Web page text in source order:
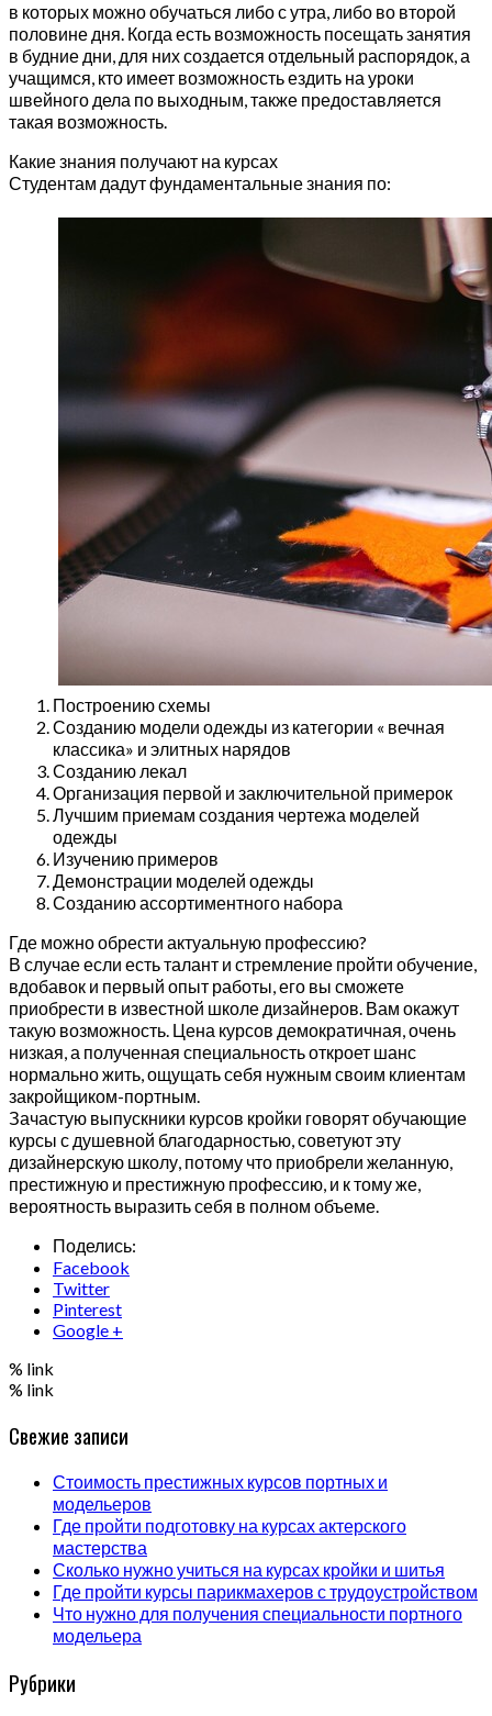
в которых можно обучаться либо с утра, либо во второй
половине дня. Когда есть возможность посещать занятия
в будние дни, для них создается отдельный распорядок, а
учащимся, кто имеет возможность ездить на уроки
швейного дела по выходным, также предоставляется
такая возможность.
Какие знания получают на курсах
Студентам дадут фундаментальные знания по:
Построению схемы
Созданию модели одежды из категории « вечная
классика» и элитных нарядов
Созданию лекал
Организация первой и заключительной примерок
Лучшим приемам создания чертежа моделей
одежды
Изучению примеров
Демонстрации моделей одежды
Созданию ассортиментного набора
Где можно обрести актуальную профессию?
В случае если есть талант и стремление пройти обучение,
вдобавок и первый опыт работы, его вы сможете
приобрести в известной школе дизайнеров. Вам окажут
такую возможность. Цена курсов демократичная, очень
низкая, а полученная специальность откроет шанс
нормально жить, ощущать себя нужным своим клиентам
закройщиком-портным.
Зачастую выпускники курсов кройки говорят обучающие
курсы с душевной благодарностью, советуют эту
дизайнерскую школу, потому что приобрели желанную,
престижную и престижную профессию, и к тому же,
вероятность выразить себя в полном объеме.
Поделись:
Facebook
Twitter
Pinterest
Google +
% link
% link
Свежие записи
Стоимость престижных курсов портных и
модельеров
Где пройти подготовку на курсах актерского
мастерства
Сколько нужно учиться на курсах кройки и шитья
Где пройти курсы парикмахеров с трудоустройством
Что нужно для получения специальности портного
модельера
Рубрики